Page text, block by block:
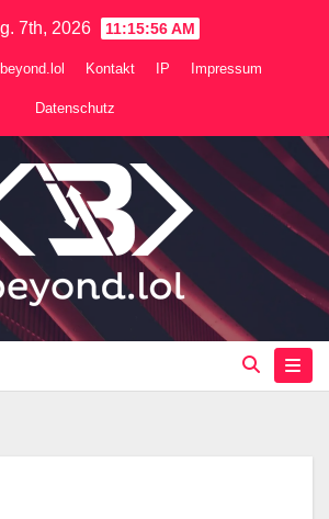
7th, 2026 11:15:57 AM
Kontakt IP Impressum
Datenschutz